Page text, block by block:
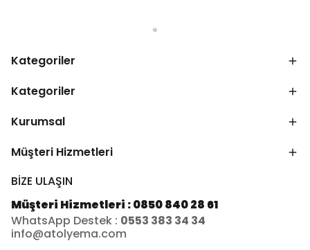
Kategoriler
Kategoriler
Kurumsal
Müşteri Hizmetleri
BİZE ULAŞIN
Müşteri Hizmetleri : 0850 840 28 61
WhatsApp Destek : 0553 383 34 34
info@atolyema.com